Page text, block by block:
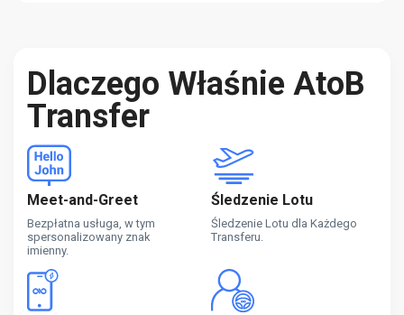
Dlaczego Właśnie AtoB
Transfer
Meet-and-Greet
Bezpłatna usługa, w tym
spersonalizowany znak
imienny.
Śledzenie Lotu
Śledzenie Lotu dla Każdego
Transferu.